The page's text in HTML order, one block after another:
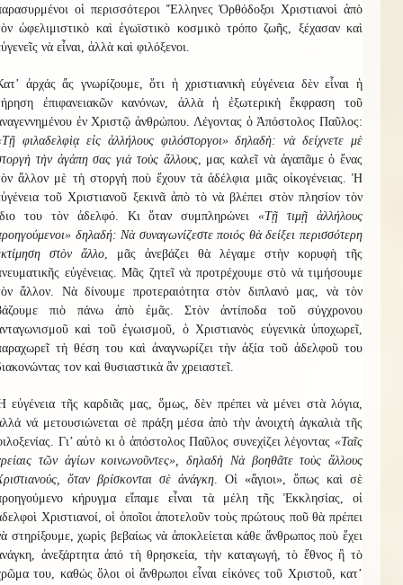
οἱ περισσότεροι Ἕλληνες Ὀρθόδοξοι Χριστιανοὶ ἀπὸ
ὠφελιμιστικὸ καὶ ἐγωϊστικὸ κοσμικὸ τρόπο ζωῆς, ξέχασαν καὶ
νὰ εἶναι, ἀλλὰ καὶ φιλόξενοι.
ἀρχάς ἄς γνωρίζουμε, ὅτι ἡ χριστιανικὴ εὐγένεια δὲν εἶναι ἡ
ἐπιφανειακῶν κανόνων, ἀλλὰ ἡ ἐξωτερικὴ ἔκφραση τοῦ
ἐν Χριστῷ ἀνθρώπου. Λέγοντας ὁ Ἀπόστολος Παῦλος:
φιλαδελφὶᾳ εἰς ἀλλήλους φιλόστοργοι» δηλαδὴ: νὰ δείχνετε μὲ
τὴν ἀγάπη σας γιὰ τοὺς ἄλλους, μας καλεῖ νὰ ἀγαπᾶμε ὁ ἕνας
ἄλλον μὲ τὴ στοργὴ ποὺ ἔχουν τὰ ἀδέλφια μιᾶς οἰκογένειας. Ἡ
τοῦ Χριστιανοῦ ξεκινᾶ ἀπὸ τὸ νὰ βλέπει στὸν πλησίον τὸν
του τὸν ἀδελφό. Κι ὅταν συμπληρώνει«Τῇ τιμῇ ἀλλήλους
δηλαδή: Νὰ συναγωνίζεστε ποιός θὰ δείξει περισσότερη
στὸν ἄλλο, μᾶς ἀνεβάζει θὰ λέγαμε στὴν κορυφὴ τῆς
εὐγένειας. Μᾶς ζητεῖ νὰ προτρέχουμε στὸ νὰ τιμήσουμε
ἄλλον. Νὰ δίνουμε προτεραιότητα στὸν διπλανό μας, νὰ τὸν
πιὸ πάνω ἀπὸ ἐμᾶς. Στὸν ἀντίποδα τοῦ σύγχρονου
καὶ τοῦ ἐγωισμοῦ, ὁ Χριστιανὸς εὐγενικὰ ὑποχωρεῖ,
τὴ θέση του καὶ ἀναγνωρίζει τὴν ἀξία τοῦ ἀδελφοῦ του
τον καὶ θυσιαστικὰ ἂν χρειαστεῖ.
εὐγένεια τῆς καρδιᾶς μας, ὅμως, δὲν πρέπει νὰ μένει στὰ λόγια,
νά μετουσιώνεται σὲ πράξη μέσα ἀπὸ τὴν ἀνοιχτὴ ἀγκαλιὰ τῆς
Γι’ αὐτὸ κι ὁ ἀπόστολος Παῦλος συνεχίζει λέγοντας «Ταῖς
τῶν ἁγίων κοινωνοῦντες», δηλαδὴ Νὰ βοηθᾶτε τοὺς ἄλλους
ὅταν βρίσκονται σὲ ἀνάγκη. Οἱ «ἅγιοι», ὅπως καὶ σὲ
κήρυγμα εἴπαμε εἶναι τὰ μέλη τῆς Ἐκκλησίας, οἱ
Χριστιανοί, οἱ ὁποῖοι ἀποτελοῦν τοὺς πρώτους ποῦ θὰ πρέπει
στηρίξουμε, χωρὶς βεβαίως νὰ ἀποκλείεται κάθε ἄνθρωπος ποὺ ἔχει
ἀνεξάρτητα ἀπό τὴ θρησκεία, τὴν καταγωγή, τὸ ἔθνος ἢ τὸ
του, καθώς ὅλοι οἱ ἄνθρωποι εἶναι εἰκόνες τοῦ Χριστοῦ, κατ’